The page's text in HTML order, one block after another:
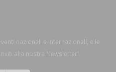
nazionali e internazionali, e le
alla nostra Newsletter!